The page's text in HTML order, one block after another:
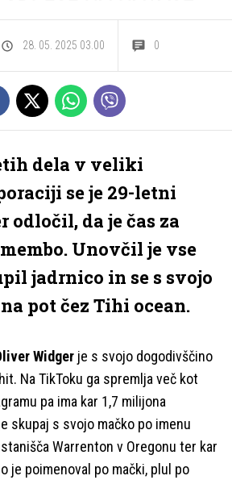
28. 05. 2025 03.00 0
dela v veliki
se je 29-letni
odločil, da je čas za
Unovčil je vse
jadrnico in se s svojo
pot čez Tihi ocean.
Widger je s svojo dogodivščino
Na TikToku ga spremlja več kot
pa ima kar 1,7 milijona
skupaj s svojo mačko po imenu
Warrenton v Oregonu ter kar
je poimenoval po mački, plul po